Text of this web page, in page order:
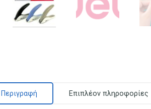
Περιγραφή Επιπλέον πληροφορίες